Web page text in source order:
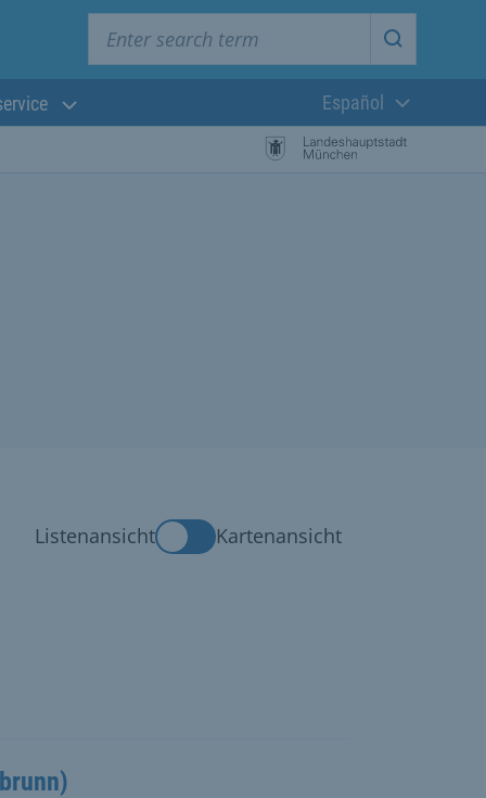
Start
Lengua actual:
Español
Listenansicht Kartenansicht